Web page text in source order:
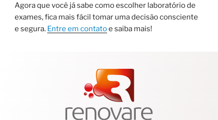
Agora que você já sabe como escolher laboratório de
exames, fica mais fácil tomar uma decisão consciente
e segura. Entre em contatoe saiba mais!